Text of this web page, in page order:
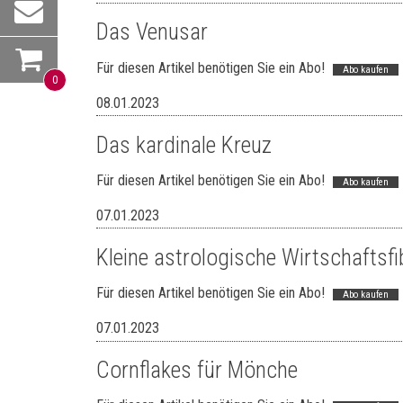
0
Das Venusar
Für diesen Artikel benötigen Sie ein Abo! Abo kaufen
08.01.2023
Das kardinale Kreuz
Für diesen Artikel benötigen Sie ein Abo! Abo kaufen
07.01.2023
Kleine astrologische
Für diesen Artikel benötigen Sie ein Abo! Abo kaufen
07.01.2023
Cornflakes für Mönche